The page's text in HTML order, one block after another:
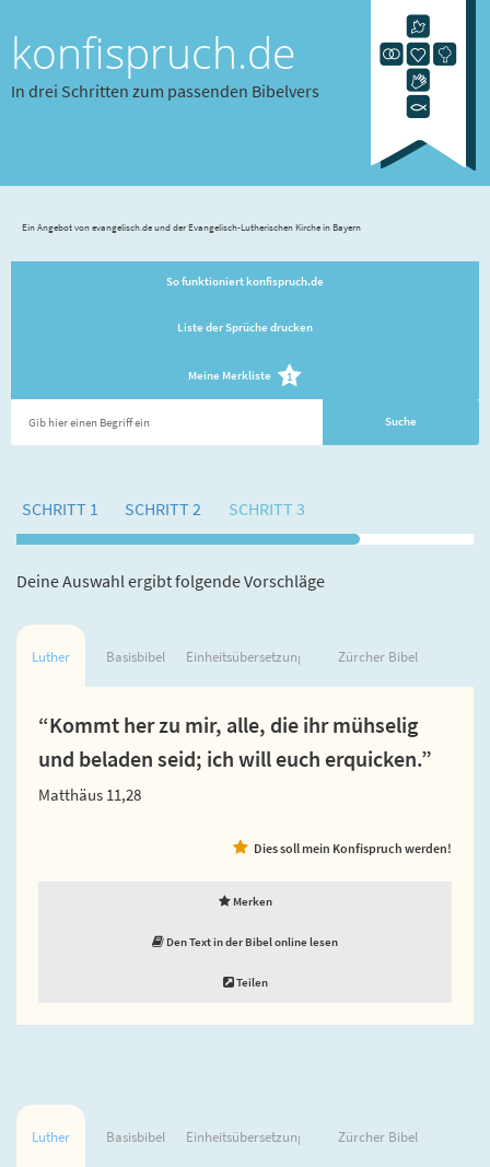
konfispruch.de
In drei Schritten zum passenden Bibelvers
Ein Angebot von evangelisch.de und der Evangelisch-Lutherischen Kirche in Bayern
So funktioniert konfispruch.de
Liste der Sprüche drucken
Meine Merkliste 1
SCHRITT 1 SCHRITT 2 SCHRITT 3
Deine Auswahl ergibt folgende Vorschläge
Luther Basisbibel Einheitsübersetzung Zürcher Bibel
“Kommt her zu mir, alle, die ihr mühselig
und beladen seid; ich will euch erquicken.”
Matthäus 11,28
Dies soll mein Konfispruch werden!
Merken
Den Text in der Bibel online lesen
Teilen
Luther Basisbibel Einheitsübersetzung Zürcher Bibel